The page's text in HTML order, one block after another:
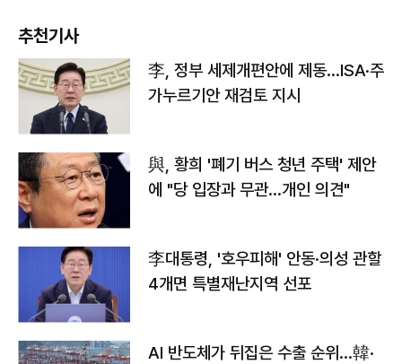
추천기사
李, 정부 세제개편안에 제동…ISA·주
가누르기안 재검토 지시
與, 황희 '폐기 버스 청년 주택' 제안
에 "당 입장과 무관…개인 의견"
李대통령, '호우피해' 안동·의성 관할
4개면 특별재난지역 선포
AI 반도체가 뒤집은 수출 순위…韓·